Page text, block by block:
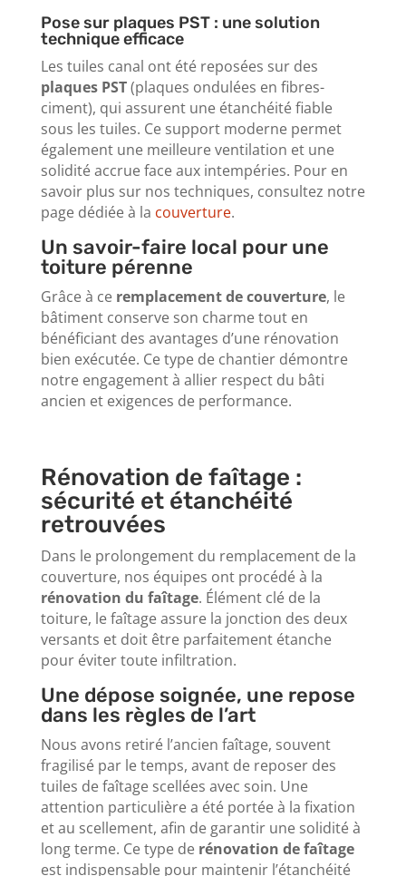
Pose sur plaques PST : une solution
technique efficace
Les tuiles canal ont été reposées sur des
plaques PST(plaques ondulées en fibres-
ciment), qui assurent une étanchéité fiable
sous les tuiles. Ce support moderne permet
également une meilleure ventilation et une
solidité accrue face aux intempéries. Pour en
savoir plus sur nos techniques, consultez notre
page dédiée à la couverture.
Un savoir-faire local pour une
toiture pérenne
Grâce à ce remplacement de couverture, le
bâtiment conserve son charme tout en
bénéficiant des avantages d’une rénovation
bien exécutée. Ce type de chantier démontre
notre engagement à allier respect du bâti
ancien et exigences de performance.
Rénovation de faîtage :
sécurité et étanchéité
retrouvées
Dans le prolongement du remplacement de la
couverture, nos équipes ont procédé à la
rénovation du faîtage. Élément clé de la
toiture, le faîtage assure la jonction des deux
versants et doit être parfaitement étanche
pour éviter toute infiltration.
Une dépose soignée, une repose
dans les règles de l’art
Nous avons retiré l’ancien faîtage, souvent
fragilisé par le temps, avant de reposer des
tuiles de faîtage scellées avec soin. Une
attention particulière a été portée à la fixation
et au scellement, afin de garantir une solidité à
long terme. Ce type de rénovation de faîtage
est indispensable pour maintenir l’étanchéité